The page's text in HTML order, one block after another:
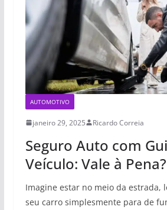
AUTOMOTIVO
janeiro 29, 2025 Ricardo Correia
Seguro Auto com
Veículo: Vale à Pena?
Imagine estar no meio da estrada,
seu carro simplesmente para de